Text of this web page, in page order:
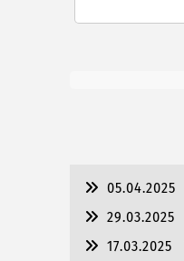
05.04.2025
29.03.2025
17.03.2025